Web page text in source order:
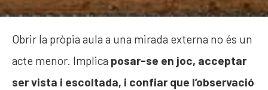
Obrir la pròpia aula a una mirada externa no és un
acte menor. Implica posar-se en joc, acceptar
ser vista i escoltada, i confiar que l’observació